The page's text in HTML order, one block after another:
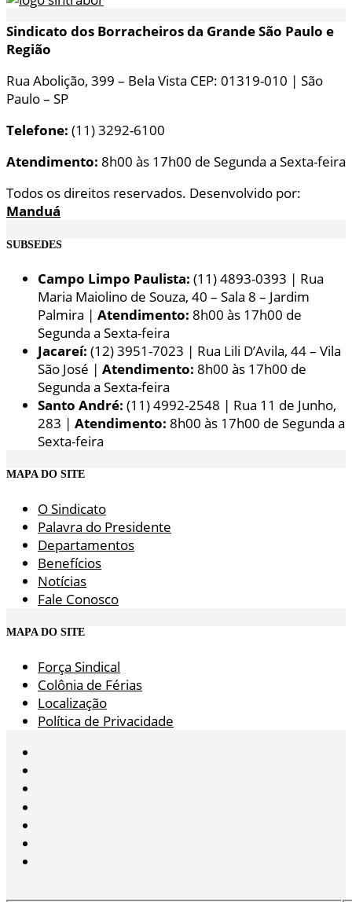
Sindicato dos Borracheiros da Grande São Paulo e
Região
Rua Abolição, 399 – Bela Vista CEP: 01319-010 | São
Paulo – SP
Telefone: (11) 3292-6100
Atendimento: 8h00 às 17h00 de Segunda a Sexta-feira
Todos os direitos reservados. Desenvolvido por:
Manduá
SUBSEDES
Campo Limpo Paulista: (11) 4893-0393 | Rua
Maria Maiolino de Souza, 40 – Sala 8 – Jardim
Palmira | Atendimento: 8h00 às 17h00 de
Segunda a Sexta-feira
Jacareí: (12) 3951-7023 | Rua Lili D’Avila, 44 – Vila
São José | Atendimento: 8h00 às 17h00 de
Segunda a Sexta-feira
Santo André: (11) 4992-2548 | Rua 11 de Junho,
283 | Atendimento: 8h00 às 17h00 de Segunda a
Sexta-feira
MAPA DO SITE
O Sindicato
Palavra do Presidente
Departamentos
Benefícios
Notícias
Fale Conosco
MAPA DO SITE
Força Sindical
Colônia de Férias
Localização
Política de Privacidade